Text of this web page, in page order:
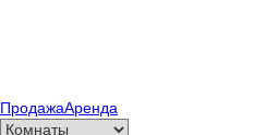
ПродажаАренда